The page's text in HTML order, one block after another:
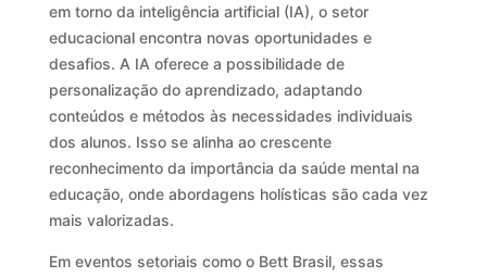
em torno da inteligência artificial (IA), o setor
educacional encontra novas oportunidades e
desafios. A IA oferece a possibilidade de
personalização do aprendizado, adaptando
conteúdos e métodos às necessidades individuais
dos alunos. Isso se alinha ao crescente
reconhecimento da importância da saúde mental na
educação, onde abordagens holísticas são cada vez
mais valorizadas.
Em eventos setoriais como o Bett Brasil, essas